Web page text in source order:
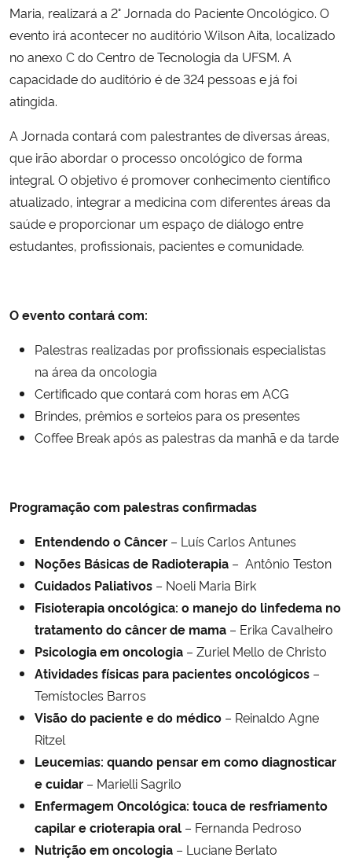
Controladoria-Geral da União
Ministério da Mulher, da Família e dos Direitos Humanos
Secretaria-Geral
Secretaria de Governo
Advocacia-Geral da União
Banco Central do Brasil
Planalto
Maria, realizará a 2° Jornada do Paciente Oncológico. O
evento irá acontecer no auditório Wilson Aita, localizado
no anexo C do Centro de Tecnologia da UFSM. A
capacidade do auditório é de 324 pessoas e já foi
atingida.
A Jornada contará com palestrantes de diversas áreas,
que irão abordar o processo oncológico de forma
integral. O objetivo é promover conhecimento científico
atualizado, integrar a medicina com diferentes áreas da
saúde e proporcionar um espaço de diálogo entre
estudantes, profissionais, pacientes e comunidade.
O evento contará com:
Palestras realizadas por profissionais especialistas
na área da oncologia
Certificado que contará com horas em ACG
Brindes, prêmios e sorteios para os presentes
Coffee Break após as palestras da manhã e da tarde
Programação com palestras confirmadas
Entendendo o Câncer – Luís Carlos Antunes
Noções Básicas de Radioterapia – Antônio Teston
Cuidados Paliativos – Noeli Maria Birk
Fisioterapia oncológica: o manejo do linfedema no
tratamento do câncer de mama – Erika Cavalheiro
Psicologia em oncologia – Zuriel Mello de Christo
Atividades físicas para pacientes oncológicos –
Temístocles Barros
Visão do paciente e do médico – Reinaldo Agne
Ritzel
Leucemias: quando pensar em como diagnosticar
e cuidar – Marielli Sagrilo
Enfermagem Oncológica: touca de resfriamento
capilar e crioterapia oral – Fernanda Pedroso
Nutrição em oncologia – Luciane Berlato